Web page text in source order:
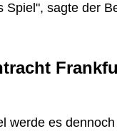
Spiel", sagte der
werde es